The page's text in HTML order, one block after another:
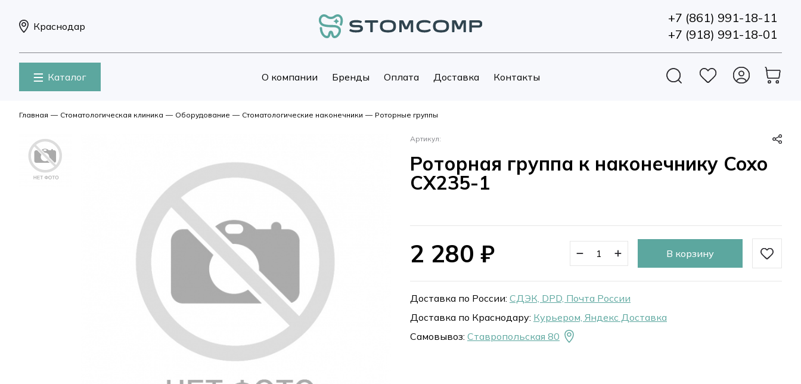
Краснодар
+7 (861) 991-18-11
+7 (918) 991-18-01
Каталог О компании Бренды Оплата Доставка Контакты
Главная — Стоматологическая клиника — Оборудование — Стоматологические наконечники — Роторные группы
Артикул:
Роторная группа к наконечнику Coxo
CX235-1
2 280 ₽ В корзину
Доставка по России: СДЭК, DPD, Почта России
Доставка по Краснодару: Курьером, Яндекс Доставка
Самовывоз: Ставропольская 80